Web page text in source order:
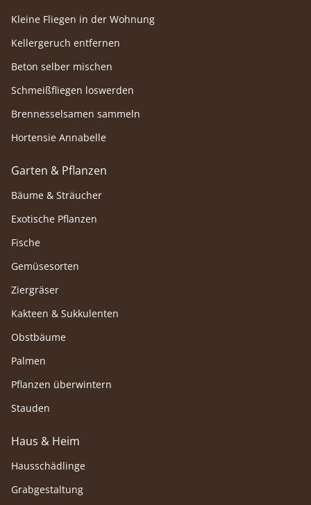
Kleine Fliegen in der Wohnung
Kellergeruch entfernen
Beton selber mischen
Schmeißfliegen loswerden
Brennesselsamen sammeln
Hortensie Annabelle
Garten & Pflanzen
Bäume & Sträucher
Exotische Pflanzen
Fische
Gemüsesorten
Ziergräser
Kakteen & Sukkulenten
Obstbäume
Palmen
Pflanzen überwintern
Stauden
Haus & Heim
Hausschädlinge
Grabgestaltung